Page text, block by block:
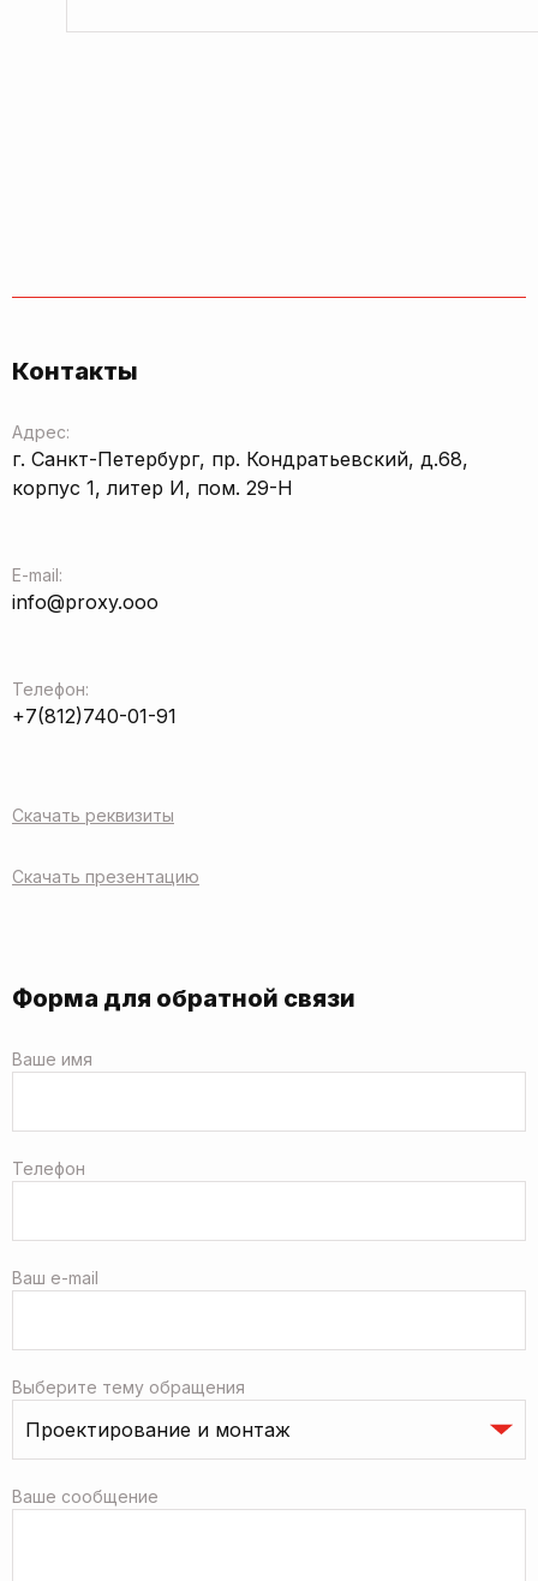
Контакты
Адрес:
г. Санкт-Петербург, пр. Кондратьевский, д.68,
корпус 1, литер И, пом. 29-Н
E-mail:
info@proxy.ooo
Телефон:
+7(812)740-01-91
Скачать реквизиты
Скачать презентацию
Форма для обратной связи
Ваше имя
Телефон
Ваш e-mail
Выберите тему обращения
Ваше сообщение